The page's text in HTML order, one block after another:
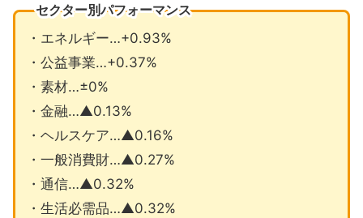
セクター別パフォーマンス
・エネルギー…+0.93%
・公益事業…+0.37%
・素材…±0%
・金融…▲0.13%
・ヘルスケア…▲0.16%
・一般消費財…▲0.27%
・通信…▲0.32%
・生活必需品…▲0.32%